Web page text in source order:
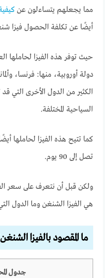
مما يجعلهم يتساءلون عن
أيضًا عن تكلفة الحصول فيزا
دولة أوروبية، منها: فرنسا،
الكثير من الدول الأخرى التي قد
السياحية المختلفة.
كما تتيح هذه الفيزا لحاملها
تصل إلى 90 يوم.
ولكن قبل أن نتعرف على سعر
هي الفيزا الشنغن وما الدول
ما المقصود بالفيزا
جدول